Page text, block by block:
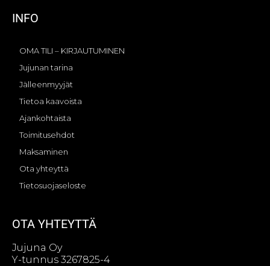
INFO
OMA TILI – KIRJAUTUMINEN
Jujunan tarina
Jälleenmyyjät
Tietoa kaavoista
Ajankohtaista
Toimitusehdot
Maksaminen
Ota yhteyttä
Tietosuojaseloste
OTA YHTEYTTÄ
Jujuna Oy
Y-tunnus 3267825-4